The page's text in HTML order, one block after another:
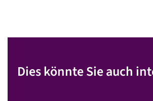
Dies könnte Sie auch